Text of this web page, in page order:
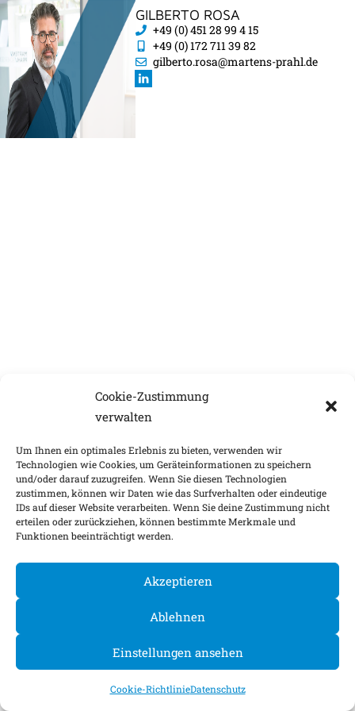
Cookie-Zustimmung
verwalten
Um Ihnen ein optimales Erlebnis zu bieten, verwenden wir
Technologien wie Cookies, um Geräteinformationen zu speichern
und/oder darauf zuzugreifen. Wenn Sie diesen Technologien
zustimmen, können wir Daten wie das Surfverhalten oder eindeutige
IDs auf dieser Website verarbeiten. Wenn Sie deine Zustimmung nicht
erteilen oder zurückziehen, können bestimmte Merkmale und
Funktionen beeinträchtigt werden.
Akzeptieren
Ablehnen
Einstellungen ansehen
Cookie-RichtlinieDatenschutz
GILBERTO ROSA
+49 (0) 451 28 99 4 15
+49 (0) 172 711 39 82
gilberto.rosa@martens-prahl.de